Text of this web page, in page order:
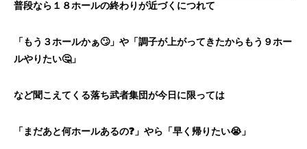
普段なら１８ホールの終わりが近づくにつれて
「もう３ホールかぁ🙄」や「調子が上がってきたからもう９ホー
ルやりたい🤔」
など聞こえてくる落ち武者集団が今日に限っては
「まだあと何ホールあるの❓」やら「早く帰りたい😭」